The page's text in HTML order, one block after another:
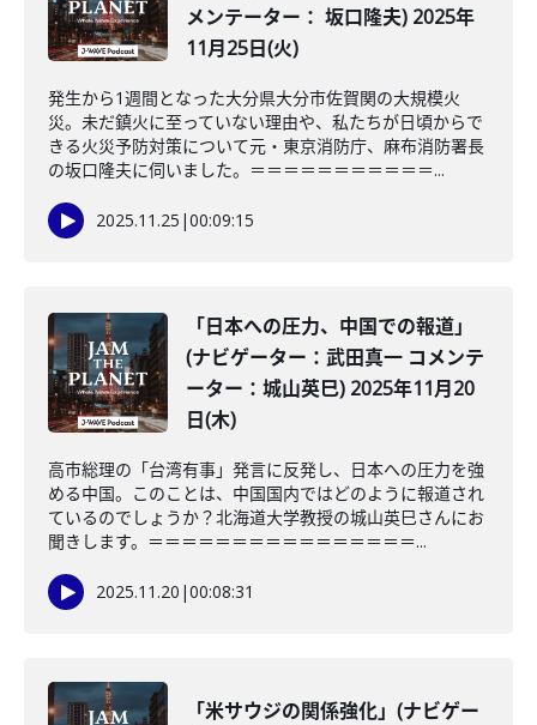
メンテーター： 坂口隆夫) 2025年
11月25日(火)
発生から1週間となった大分県大分市佐賀関の大規模火
災。未だ鎮火に至っていない理由や、私たちが日頃からで
きる火災予防対策について元・東京消防庁、麻布消防署長
の坂口隆夫に伺いました。＝＝＝＝＝＝＝＝＝＝＝...
2025.11.25 |00:09:15
「日本への圧力、中国での報道」
(ナビゲーター：武田真一 コメンテ
ーター：城山英巳) 2025年11月20
日(木)
高市総理の「台湾有事」発言に反発し、日本への圧力を強
める中国。このことは、中国国内ではどのように報道され
ているのでしょうか？北海道大学教授の城山英巳さんにお
聞きします。＝＝＝＝＝＝＝＝＝＝＝＝＝＝＝＝...
2025.11.20 |00:08:31
「米サウジの関係強化」(ナビゲー